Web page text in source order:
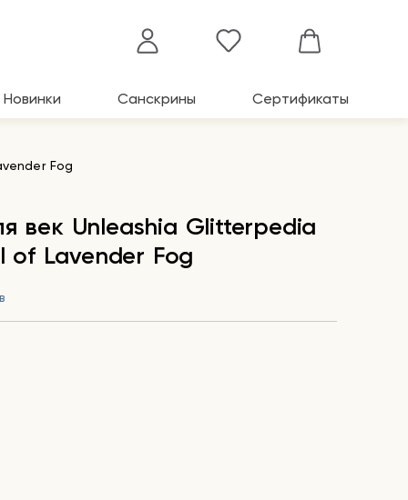
Новинки Санскрины Сертификаты
Fog
век Unleashia Glitterpedia
Lavender Fog